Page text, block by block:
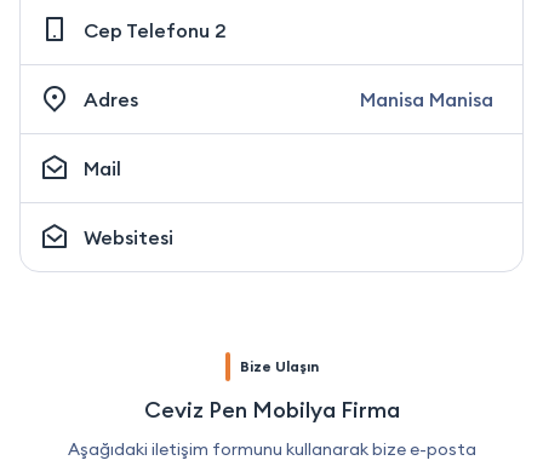
Cep Telefonu 2
Adres Manisa Manisa
Mail
Websitesi
Bize Ulaşın
Ceviz Pen Mobilya Firma
Aşağıdaki iletişim formunu kullanarak bize e-posta